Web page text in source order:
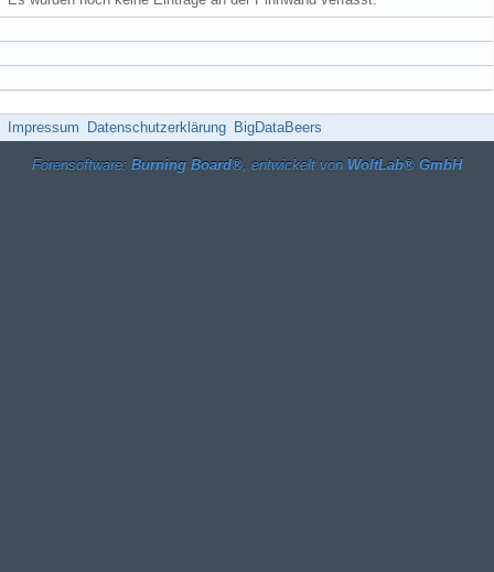
Impressum Datenschutzerklärung BigDataBeers
Forensoftware: Burning Board®, entwickelt von WoltLab® GmbH